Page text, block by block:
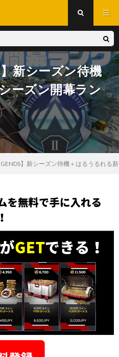
新シーズン待機
ーズン開幕ラン
】新シーズン待機＋はるうるれ